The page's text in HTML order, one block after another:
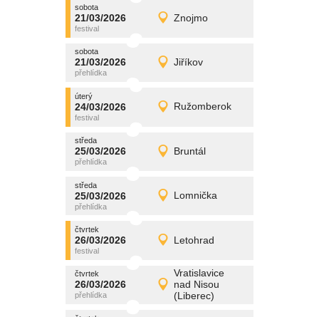
sobota
21/03/2026 Znojmo
sobota
21/03/2026 Detail
promítání
sobota
21/03/2026 Jiříkov
sobota
21/03/2026 Detail
promítání
úterý
24/03/2026 Ružomberok
úterý
24/03/2026 Detail
promítání
středa
25/03/2026 Bruntál
středa
25/03/2026 Detail
promítání
středa
25/03/2026 Lomnička
středa
25/03/2026 Detail
promítání
čtvrtek
26/03/2026 Letohrad
čtvrtek
26/03/2026 Detail
promítání
čtvrtek
26/03/2026
Vratislavice
nad Nisou
(Liberec)
čtvrtek
26/03/2026 Detail
promítání